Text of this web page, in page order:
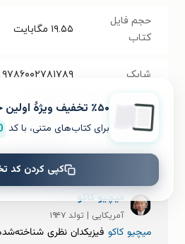
حجم فایل
کتاب
۱۹.۵۵ مگابایت
شابک ۹۷۸۶۰۰۲۷۸۱۷۸۹
تعداد صفحه‌ها ۴۷۲ صفحه
میچیو کاکو
آمریکایی | تولد ۱۹۴۷
میچیو کاکو فیزیکدان نظری
٪۵۰ تخفیف ویژۀ اولین خرید
برای کتاب‌های متنی، با کد
کپی کردن کد